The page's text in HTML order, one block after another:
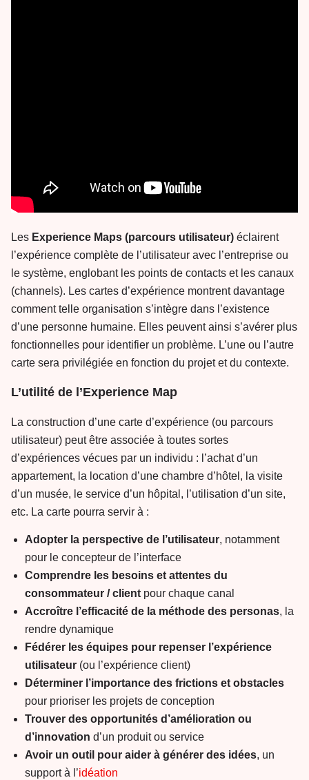
Les Experience Maps (parcours utilisateur) éclairent
l’expérience complète de l’utilisateur avec l’entreprise ou
le système, englobant les points de contacts et les canaux
(channels). Les cartes d’expérience montrent davantage
comment telle organisation s’intègre dans l’existence
d’une personne humaine. Elles peuvent ainsi s’avérer plus
fonctionnelles pour identifier un problème. L’une ou l’autre
carte sera privilégiée en fonction du projet et du contexte.
L’utilité de l’Experience Map
La construction d’une carte d’expérience (ou parcours
utilisateur) peut être associée à toutes sortes
d’expériences vécues par un individu : l’achat d’un
appartement, la location d’une chambre d’hôtel, la visite
d’un musée, le service d’un hôpital, l’utilisation d’un site,
etc. La carte pourra servir à :
Adopter la perspective de l’utilisateur, notamment
pour le concepteur de l’interface
Comprendre les besoins et attentes du
consommateur / client pour chaque canal
Accroître l’efficacité de la méthode des personas, la
rendre dynamique
Fédérer les équipes pour repenser l’expérience
utilisateur (ou l’expérience client)
Déterminer l’importance des frictions et obstacles
pour prioriser les projets de conception
Trouver des opportunités d’amélioration ou
d’innovation d’un produit ou service
Avoir un outil pour aider à générer des idées, un
support à l’idéation